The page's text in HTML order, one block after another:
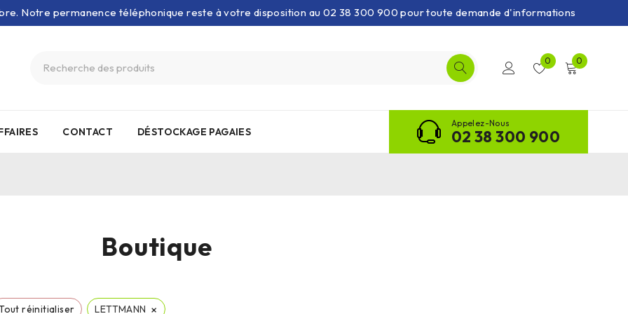
Notre permanence téléphonique reste à votre disposition au 02 38 300 900 pour toute demande d'informations
0 0
CONTACT DÉSTOCKAGE PAGAIES
Appelez-Nous
02 38 300 900
Boutique
réinitialiser LETTMANN ×